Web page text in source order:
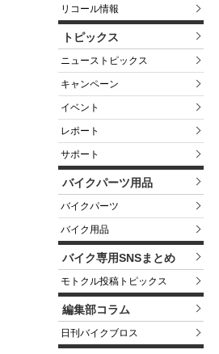
リコール情報
トピックス
ニューストピックス
キャンペーン
イベント
レポート
サポート
バイクパーツ用品
バイクパーツ
バイク用品
バイク専用SNSまとめ
モトクル投稿トピックス
編集部コラム
日刊バイクブロス